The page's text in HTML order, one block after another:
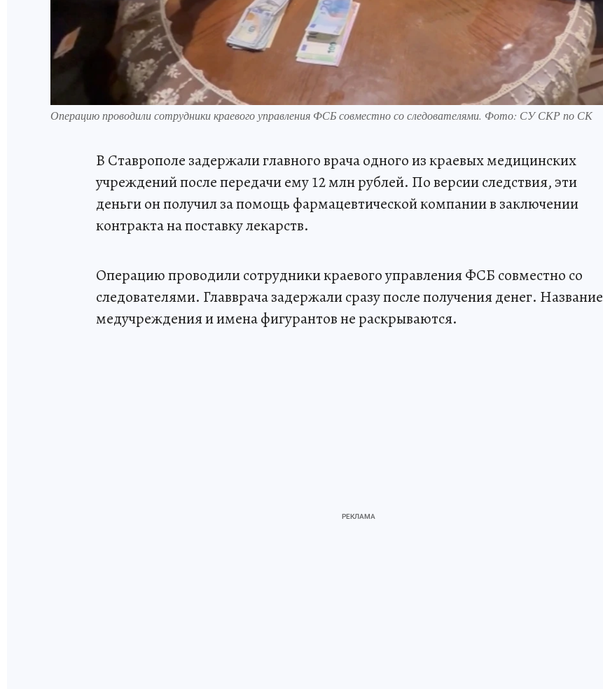
Операцию проводили сотрудники краевого управления ФСБ совместно со следователями. Фото: СУ СКР по СК
В Ставрополе задержали главного врача одного из краевых медицинских
учреждений после передачи ему 12 млн рублей. По версии следствия, эти
деньги он получил за помощь фармацевтической компании в заключении
контракта на поставку лекарств.
Операцию проводили сотрудники краевого управления ФСБ совместно со
следователями. Главврача задержали сразу после получения денег. Название
медучреждения и имена фигурантов не раскрываются.